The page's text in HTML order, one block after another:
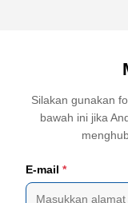
Silakan gunakan
bawah ini jika
E-mail *